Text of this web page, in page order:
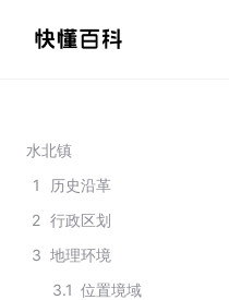
水北镇
1
历史沿革
2 行政区划
3 地理环境
3.1 位置境域